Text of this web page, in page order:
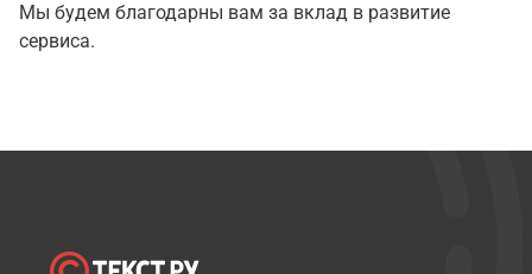
Мы будем благодарны вам за вклад в развитие
сервиса.